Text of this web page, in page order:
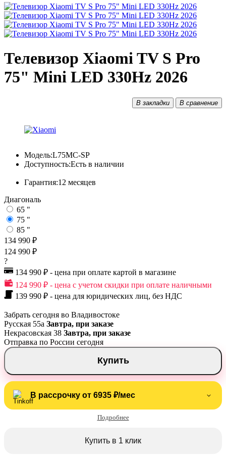
Телевизор Xiaomi TV S Pro
75" Mini LED 330Hz 2026
В закладки В сравнение
Модель:L75MC-SP
Доступность:Есть в наличии
Гарантия:12 месяцев
Диагональ
65 "
75 "
85 "
134 990 ₽
124 990 ₽
?
134 990 ₽ - цена при оплате картой в магазине
124 990 ₽ - цена с учетом скидки при оплате наличными
139 990 ₽ - цена для юридических лиц, без НДС
Купить
В рассрочку от 6935 ₽/мес
Подробнее
Купить в 1 клик
Забрать сегодня во Владивостоке
Русская 55а Завтра, при заказе
Некрасовская 38 Завтра, при заказе
Отправка по России сегодня